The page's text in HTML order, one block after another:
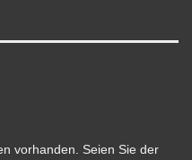
vorhanden. Seien Sie der